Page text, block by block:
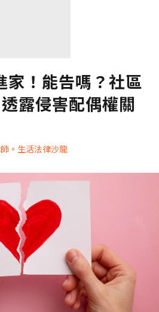
家！能告嗎？社區
露侵害配偶權關
。生活法律沙龍